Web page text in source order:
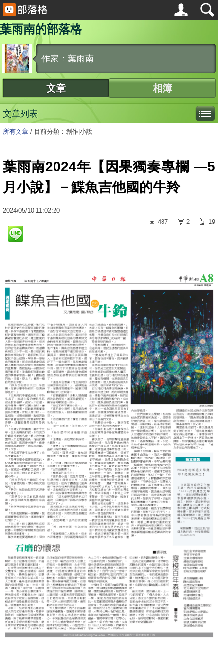
葉雨南的部落格
作家：葉雨南
文章 相簿
文章列表
所有文章 / 目前分類：創作|小說
葉雨南2024年【因果獨奏專欄 —5
月小說】－鰈魚吉他國的牛羚
2024/05/10 11:02:20
487
2 19